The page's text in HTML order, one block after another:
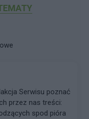
Serwisu poznać
przez nas treści:
spod pióra